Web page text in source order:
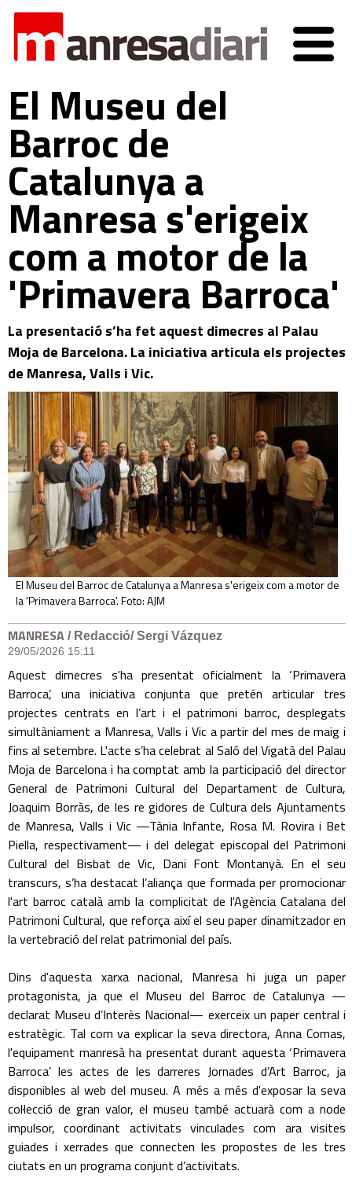
El Museu del
Barroc de
Catalunya a
Manresa s'erigeix
com a motor de la
'Primavera Barroca'
La presentació s’ha fet aquest dimecres al Palau
Moja de Barcelona. La iniciativa articula els projectes
de Manresa, Valls i Vic.
El Museu del Barroc de Catalunya a Manresa s'erigeix com a motor de
la 'Primavera Barroca'. Foto: AJM
MANRESA / Redacció/ Sergi Vázquez
29/05/2026 15:11
Aquest dimecres s'ha presentat oficialment la ‘Primavera
Barroca’, una iniciativa conjunta que pretén articular tres
projectes centrats en l’art i el patrimoni barroc, desplegats
simultàniament a Manresa, Valls i Vic a partir del mes de maig i
fins al setembre. L'acte s’ha celebrat al Saló del Vigatà del Palau
Moja de Barcelona i ha comptat amb la participació del director
General de Patrimoni Cultural del Departament de Cultura,
Joaquim Borràs, de les re gidores de Cultura dels Ajuntaments
de Manresa, Valls i Vic —Tània Infante, Rosa M. Rovira i Bet
Piella, respectivament— i del delegat episcopal del Patrimoni
Cultural del Bisbat de Vic, Dani Font Montanyà. En el seu
transcurs, s’ha destacat l’aliança que formada per promocionar
l'art barroc català amb la complicitat de l'Agència Catalana del
Patrimoni Cultural, que reforça així el seu paper dinamitzador en
la vertebració del relat patrimonial del país.
Dins d'aquesta xarxa nacional, Manresa hi juga un paper
protagonista, ja que el Museu del Barroc de Catalunya —
declarat Museu d’Interès Nacional— exerceix un paper central i
estratègic. Tal com va explicar la seva directora, Anna Comas,
l'equipament manresà ha presentat durant aquesta ‘Primavera
Barroca’ les actes de les darreres Jornades d’Art Barroc, ja
disponibles al web del museu. A més a més d'exposar la seva
col·lecció de gran valor, el museu també actuarà com a node
impulsor, coordinant activitats vinculades com ara visites
guiades i xerrades que connecten les propostes de les tres
ciutats en un programa conjunt d’activitats.